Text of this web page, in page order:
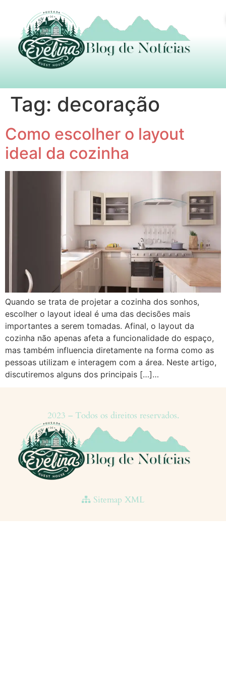
Tag: decoração
Como escolher o layout
ideal da cozinha
Quando se trata de projetar a cozinha dos sonhos,
escolher o layout ideal é uma das decisões mais
importantes a serem tomadas. Afinal, o layout da
cozinha não apenas afeta a funcionalidade do espaço,
mas também influencia diretamente na forma como as
pessoas utilizam e interagem com a área. Neste artigo,
discutiremos alguns dos principais […]…
2023 – Todos os direitos reservados.
Sitemap XML